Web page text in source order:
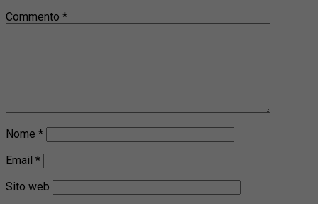
Commento *
Nome *
Email *
Sito web